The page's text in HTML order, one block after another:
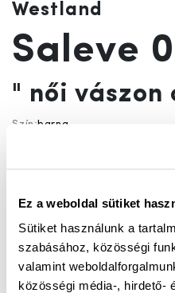
Ez a weboldal sütiket
Sütiket használunk a
szabásához, közösségi
valamint
közösségi média-, hirdető-
Westland
Saleve
" női vászon
Szín:barna
Az akciót megelőző 30 nap
A termék jelenleg nem
Mérettáblázat
Szállítási idő: